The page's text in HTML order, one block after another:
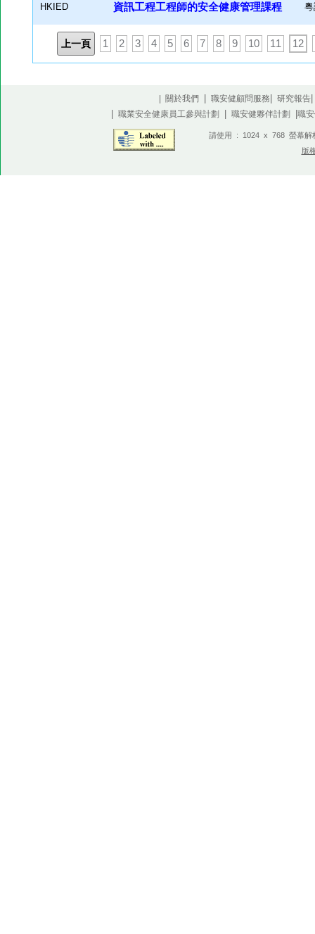
HKIED 資訊工程工程師的安全健康管理課程
上一頁 1 2 3 4 5 6 7 8 9 10 11 12
| 關於我們| 職安健顧問服務 研究報告
職業安全健康員工參與計劃 職安健夥伴計劃 職
請使用 : 1024 x 768 螢幕解
版